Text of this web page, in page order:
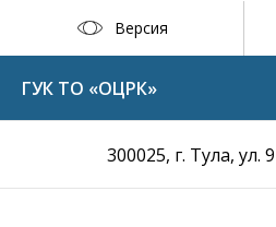
Версия
300025, г. Тула, ул.
ГУК ТО «ОЦРК»